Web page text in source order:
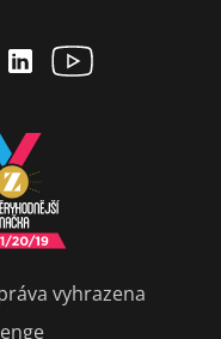
vyhrazena